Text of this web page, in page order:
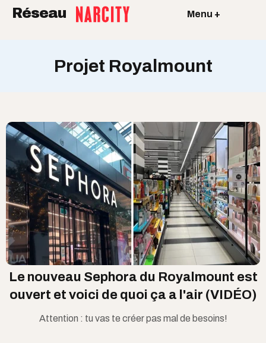
Réseau Menu +
Projet Royalmount
Le nouveau Sephora du Royalmount est
ouvert et voici de quoi ça a l'air (VIDÉO)
Attention : tu vas te créer pas mal de besoins!